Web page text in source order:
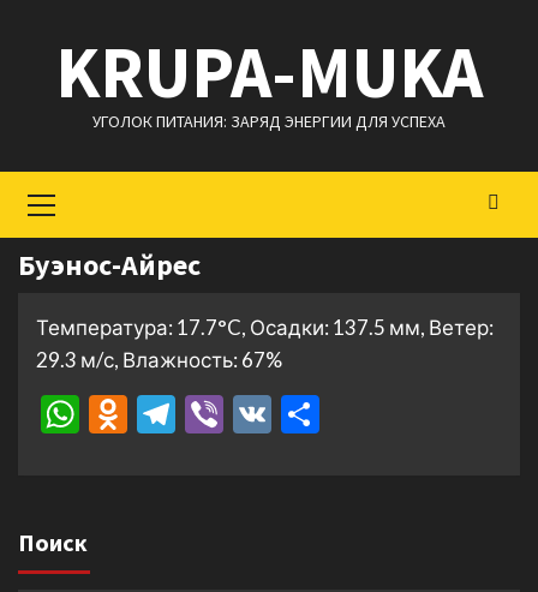
содержимому
KRUPA-MUKA
УГОЛОК ПИТАНИЯ: ЗАРЯД ЭНЕРГИИ ДЛЯ УСПЕХА
меню
Буэнос-Айрес
Температура: 17.7°C, Осадки: 137.5 мм, Ветер:
29.3 м/с, Влажность: 67%
WhatsApp
Odnoklassniki
Telegram
Viber
VK
Поиск